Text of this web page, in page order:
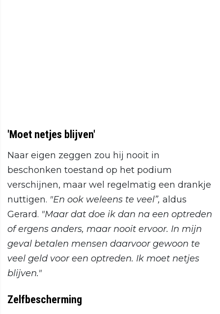
'Moet netjes blijven'
Naar eigen zeggen zou hij nooit in
beschonken toestand op het podium
verschijnen, maar wel regelmatig een drankje
nuttigen. "En ook weleens te veel”, aldus
Gerard. "Maar dat doe ik dan na een optreden
of ergens anders, maar nooit ervoor. In mijn
geval betalen mensen daarvoor gewoon te
veel geld voor een optreden. Ik moet netjes
blijven."
Zelfbescherming